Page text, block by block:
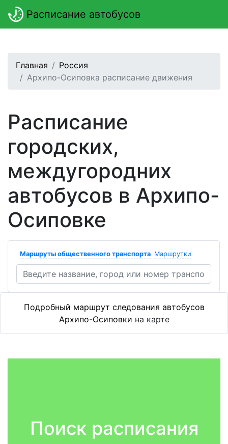
Расписание автобусов
Главная
Россия
Архипо-Осиповка расписание движения
Расписание
городских,
междугородних
автобусов в Архипо-
Осиповке
Маршруты общественного транспорта Маршрутки
Подробный маршрут следования автобусов
Архипо-Осиповки на карте
Поиск расписания